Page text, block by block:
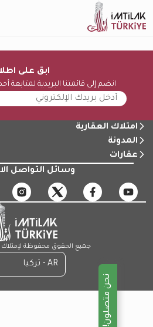
ابق على
انضم إلى قائمتنا البريدية لمتابعة
امتلاك العقارية
المدونة
عقارات
وسائل التواصل
جميع الحقوق محفوظة لإمتلاك
AR - تركيا
نحن متصلون!